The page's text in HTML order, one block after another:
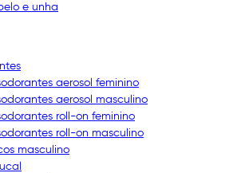
e unha
aerosol feminino
aerosol masculino
roll-on feminino
roll-on masculino
masculino